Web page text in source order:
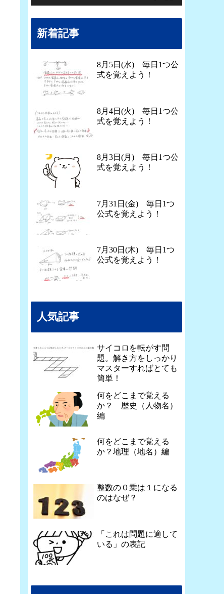
ヤ
新着記事
8月5日(水) 毎日1つ公
式を覚えよう！
8月4日(火) 毎日1つ公
式を覚えよう！
8月3日(月) 毎日1つ公
式を覚えよう！
7月31日(金) 毎日1つ
公式を覚えよう！
7月30日(木) 毎日1つ
公式を覚えよう！
人気記事
サイコロを転がす問
題。解き方をしっかり
マスターすればとても
簡単！
何をどこまで覚える
か？ 歴史（人物名）
編
何をどこまで覚える
か？地理（地名）編
整数の０乗は１になる
のはなぜ？
「これは問題に適して
いる」の表記